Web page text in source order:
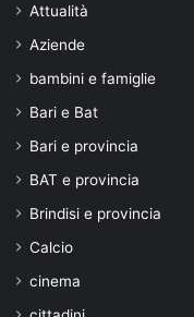
Attualità
Aziende
bambini e famiglie
Bari e Bat
Bari e provincia
BAT e provincia
Brindisi e provincia
Calcio
cinema